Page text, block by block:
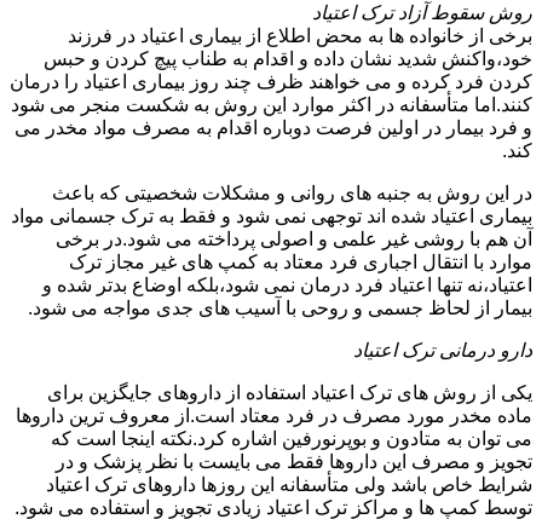
روش سقوط آزاد ترک اعتیاد
برخی از خانواده ها به محض اطلاع از بیماری اعتیاد در فرزند
خود،واکنش شدید نشان داده و اقدام به طناب پیچ کردن و حبس
کردن فرد کرده و می خواهند ظرف چند روز بیماری اعتیاد را درمان
کنند.اما متأسفانه در اکثر موارد این روش به شکست منجر می شود
و فرد بیمار در اولین فرصت دوباره اقدام به مصرف مواد مخدر می
کند.
در این روش به جنبه های روانی و مشکلات شخصیتی که باعث
بیماری اعتیاد شده اند توجهی نمی شود و فقط به ترک جسمانی مواد
آن هم با روشی غیر علمی و اصولی پرداخته می شود.در برخی
موارد با انتقال اجباری فرد معتاد به کمپ های غیر مجاز ترک
اعتیاد،نه تنها اعتیاد فرد درمان نمی شود،بلکه اوضاع بدتر شده و
بیمار از لحاظ جسمی و روحی با آسیب های جدی مواجه می شود.
دارو درمانی ترک اعتیاد
یکی از روش های ترک اعتیاد استفاده از داروهای جایگزین برای
ماده مخدر مورد مصرف در فرد معتاد است.از معروف ترین داروها
می توان به متادون و بوپرنورفین اشاره کرد.نکته اینجا است که
تجویز و مصرف این داروها فقط می بایست با نظر پزشک و در
شرایط خاص باشد ولی متأسفانه این روزها داروهای ترک اعتیاد
توسط کمپ ها و مراکز ترک اعتیاد زیادی تجویز و استفاده می شود.